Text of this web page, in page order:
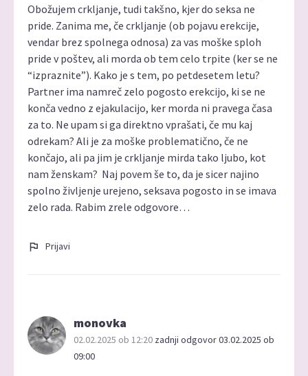
Obožujem crkljanje, tudi takšno, kjer do seksa ne
pride. Zanima me, če crkljanje (ob pojavu erekcije,
vendar brez spolnega odnosa) za vas moške sploh
pride v poštev, ali morda ob tem celo trpite (ker se ne
“izpraznite”). Kako je s tem, po petdesetem letu?
Partner ima namreč zelo pogosto erekcijo, ki se ne
konča vedno z ejakulacijo, ker morda ni pravega časa
za to. Ne upam si ga direktno vprašati, če mu kaj
odrekam? Ali je za moške problematično, če ne
končajo, ali pa jim je crkljanje mirda tako ljubo, kot
nam ženskam? Naj povem še to, da je sicer najino
spolno življenje urejeno, seksava pogosto in se imava
zelo rada. Rabim zrele odgovore…
Prijavi
monovka
02.02.2025 ob 12:20 zadnji odgovor 03.02.2025 ob
09:00